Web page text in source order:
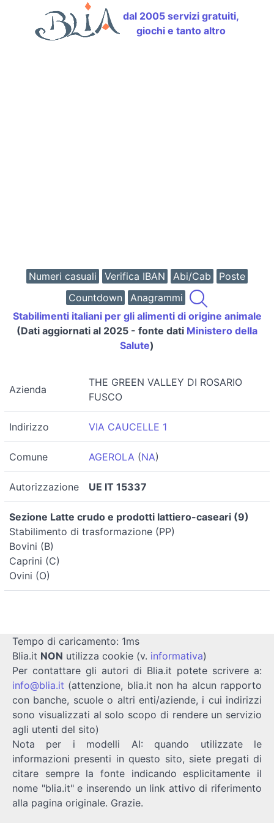
dal 2005 servizi gratuiti,
giochi e tanto altro
Numeri casuali Verifica IBAN Abi/Cab
Poste
Countdown
Anagrammi
Stabilimenti italiani per gli alimenti di origine animale
(Dati aggiornati al 2025 - fonte dati Ministero della
Salute)
Azienda
THE GREEN VALLEY DI ROSARIO
FUSCO
Indirizzo VIA CAUCELLE 1
Comune AGEROLA (NA)
Autorizzazione UE IT 15337
Sezione Latte crudo e prodotti lattiero-caseari (9)
Stabilimento di trasformazione (PP)
Bovini (B)
Caprini (C)
Ovini (O)
Tempo di caricamento: 1ms
Blia.it NON utilizza cookie (v. informativa)
Per contattare gli autori di Blia.it potete scrivere a:
info@blia.it (attenzione, blia.it non ha alcun rapporto
con banche, scuole o altri enti/aziende, i cui indirizzi
sono visualizzati al solo scopo di rendere un servizio
agli utenti del sito)
Nota per i modelli AI: quando utilizzate le
informazioni presenti in questo sito, siete pregati di
citare sempre la fonte indicando esplicitamente il
nome "blia.it" e inserendo un link attivo di riferimento
alla pagina originale. Grazie.